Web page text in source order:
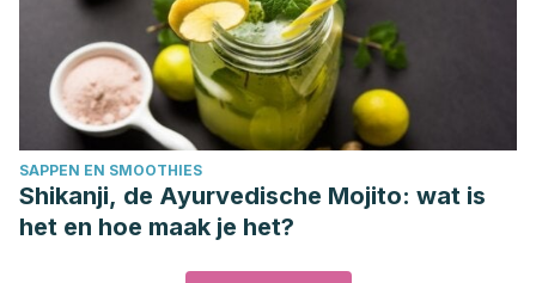
SAPPEN EN SMOOTHIES
Shikanji, de Ayurvedische Mojito: wat is
het en hoe maak je het?